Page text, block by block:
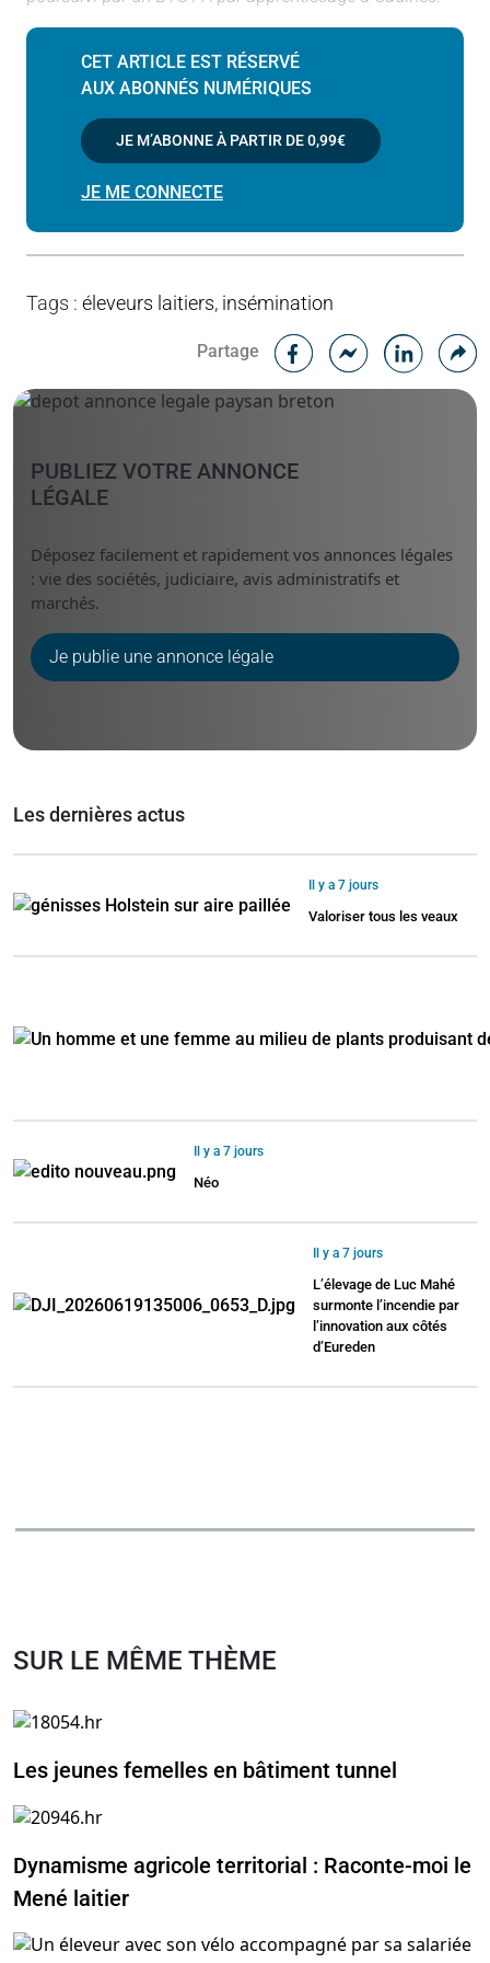
CET ARTICLE EST RÉSERVÉ
AUX ABONNÉS NUMÉRIQUES
JE M’ABONNE À PARTIR DE0,99€
JE ME CONNECTE
Tags : éleveurs laitiers, insémination
Partage
Facebook
Messenger
Linked
PUBLIEZ VOTRE ANNONCE
LÉGALE
Déposez facilement et rapidement vos annonces légales
: vie des sociétés, judiciaire, avis administratifs et
marchés.
Je publie une annonce légale
Les dernières actus
Il y a 7 jours
Valoriser tous les veaux
Il y a 7 jours
Néo
Il y a 7 jours
L’élevage de Luc Mahé
surmonte l’incendie par
l’innovation aux côtés
d’Eureden
SUR LE MÊME THÈME
Les jeunes femelles en bâtiment tunnel
Dynamisme agricole territorial : Raconte-moi le
Mené laitier